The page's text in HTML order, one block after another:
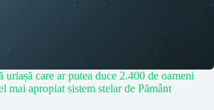
uriașă care ar putea duce 2.400 de oameni
mai apropiat sistem stelar de Pământ